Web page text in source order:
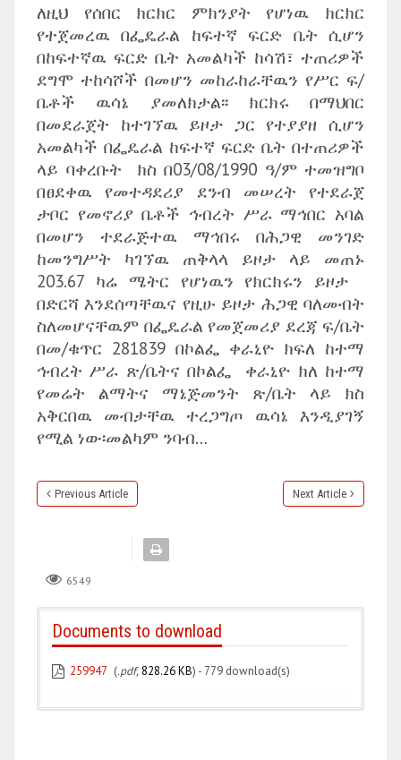
ለዚህ የሰበር ክርክር ምክንያት የሆነዉ ክርክር
የተጀመረዉ በፌዴራል ከፍተኛ ፍርድ ቤት ሲሆን
በከፍተኛዉ ፍርድ ቤት አመልካች ከሳሽ፣ ተጠሪዎች
ደግሞ ተከሳሾች በመሆን መከራከራቸዉን የሥር ፍ/
ቤቶች ዉሳኔ ያመለክታል፡፡ ክርክሩ በማህበር
በመደራጀት ከተገኘዉ ይዞታ ጋር የተያያዘ ሲሆን
አመልካች በፌዴራል ከፍተኛ ፍርድ ቤት በተጠሪዎች
ላይ ባቀረቡት ክስ በ03/08/1990 ዓ/ም ተመዝግቦ
በፀደቀዉ የመተዳደሪያ ደንብ መሠረት የተደራጀ
ታቦር የመኖሪያ ቤቶች ኅብረት ሥራ ማኅበር አባል
በመሆን ተደራጅተዉ ማኅበሩ በሕጋዊ መንገድ
ከመንግሥት ካገኘዉ ጠቅላላ ይዞታ ላይ መጠኑ
203.67 ካሬ ሜትር የሆነዉን የክርክሩን ይዞታ
በድርሻ እንደሰጣቸዉና የዚሁ ይዞታ ሕጋዊ ባለመብት
ስለመሆናቸዉም በፌዴራል የመጀመሪያ ደረጃ ፍ/ቤት
በመ/ቁጥር 281839 በኮልፌ ቀራኒዮ ክፍለ ከተማ
ኅብረት ሥራ ጽ/ቤትና በኮልፌ ቀራኒዮ ክለ ከተማ
የመሬት ልማትና ማኔጅመንት ጽ/ቤት ላይ ክስ
አቅርበዉ መብታቸዉ ተረጋግጦ ዉሳኔ እንዲያገኝ
የሚል ነው፡መልካም ንባብ…
Previous Article Next Article
6549
Documents to download
259947 (.pdf, 828.26 KB) - 779 download(s)